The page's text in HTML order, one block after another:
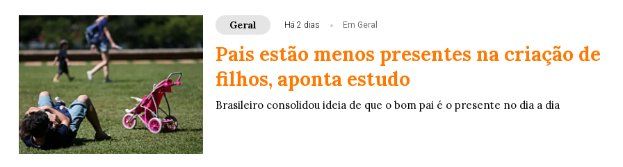
Geral Há 2 dias Em Geral
Pais estão menos presentes na criação de
filhos, aponta estudo
Brasileiro consolidou ideia de que o bom pai é o presente no dia a dia